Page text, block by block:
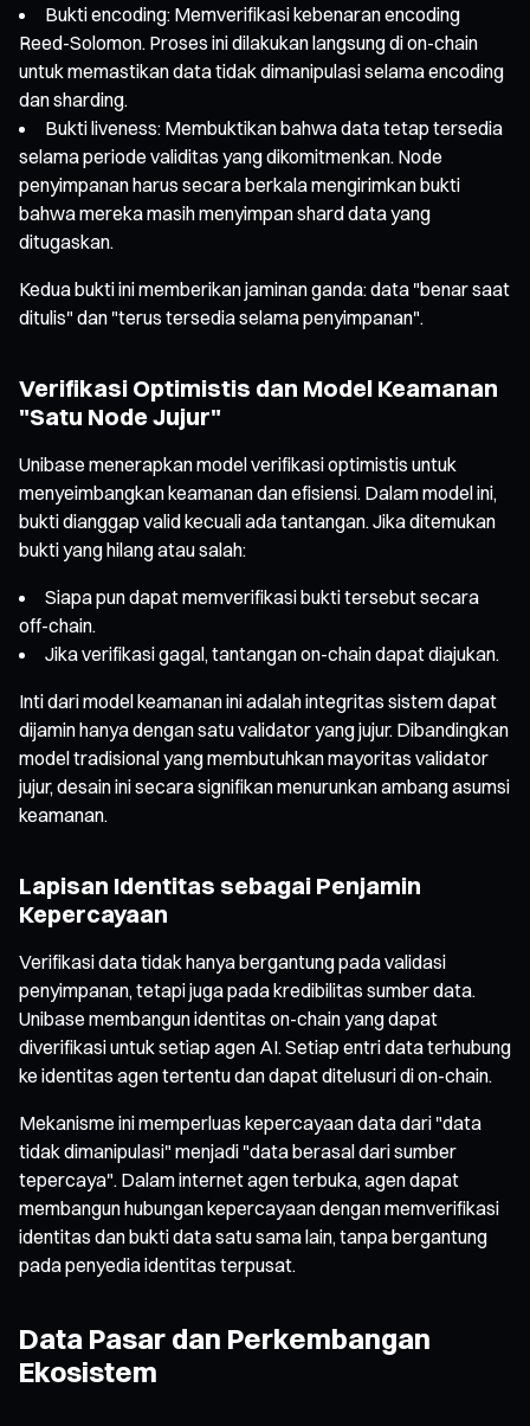
Bukti encoding: Memverifikasi kebenaran encoding
Reed-Solomon. Proses ini dilakukan langsung di on-chain
untuk memastikan data tidak dimanipulasi selama encoding
dan sharding.
Bukti liveness: Membuktikan bahwa data tetap tersedia
selama periode validitas yang dikomitmenkan. Node
penyimpanan harus secara berkala mengirimkan bukti
bahwa mereka masih menyimpan shard data yang
ditugaskan.
Kedua bukti ini memberikan jaminan ganda: data "benar saat
ditulis" dan "terus tersedia selama penyimpanan".
Verifikasi Optimistis dan Model Keamanan
"Satu Node Jujur"
Unibase menerapkan model verifikasi optimistis untuk
menyeimbangkan keamanan dan efisiensi. Dalam model ini,
bukti dianggap valid kecuali ada tantangan. Jika ditemukan
bukti yang hilang atau salah:
Siapa pun dapat memverifikasi bukti tersebut secara
off-chain.
Jika verifikasi gagal, tantangan on-chain dapat diajukan.
Inti dari model keamanan ini adalah integritas sistem dapat
dijamin hanya dengan satu validator yang jujur. Dibandingkan
model tradisional yang membutuhkan mayoritas validator
jujur, desain ini secara signifikan menurunkan ambang asumsi
keamanan.
Lapisan Identitas sebagai Penjamin
Kepercayaan
Verifikasi data tidak hanya bergantung pada validasi
penyimpanan, tetapi juga pada kredibilitas sumber data.
Unibase membangun identitas on-chain yang dapat
diverifikasi untuk setiap agen AI. Setiap entri data terhubung
ke identitas agen tertentu dan dapat ditelusuri di on-chain.
Mekanisme ini memperluas kepercayaan data dari "data
tidak dimanipulasi" menjadi "data berasal dari sumber
tepercaya". Dalam internet agen terbuka, agen dapat
membangun hubungan kepercayaan dengan memverifikasi
identitas dan bukti data satu sama lain, tanpa bergantung
pada penyedia identitas terpusat.
Data Pasar dan Perkembangan
Ekosistem